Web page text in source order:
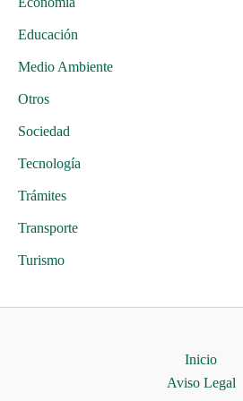
Educación
Medio Ambiente
Otros
Sociedad
Tecnología
Trámites
Transporte
Turismo
Inicio
Aviso Legal